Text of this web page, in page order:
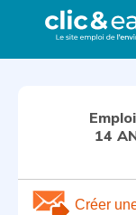
14
Créer